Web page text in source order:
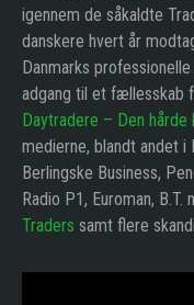
igennem de såkaldte
danskere hvert år
Danmarks
adgang til et fællesskab
Daytradere – Den hårde
medierne, blandt andet i
Berlingske Business,
Radio P1, Euroman,
Traders samt flere